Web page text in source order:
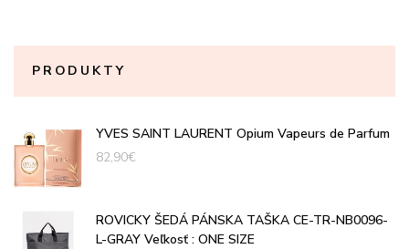
PRODUKTY
YVES SAINT LAURENT Opium Vapeurs de Parfum
82,90€
ROVICKY ŠEDÁ PÁNSKA TAŠKA CE-TR-NB0096-
L-GRAY Veľkosť : ONE SIZE